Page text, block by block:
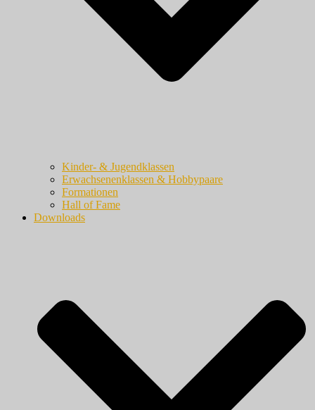
Kinder- & Jugendklassen
Erwachsenenklassen & Hobbypaare
Formationen
Hall of Fame
Downloads